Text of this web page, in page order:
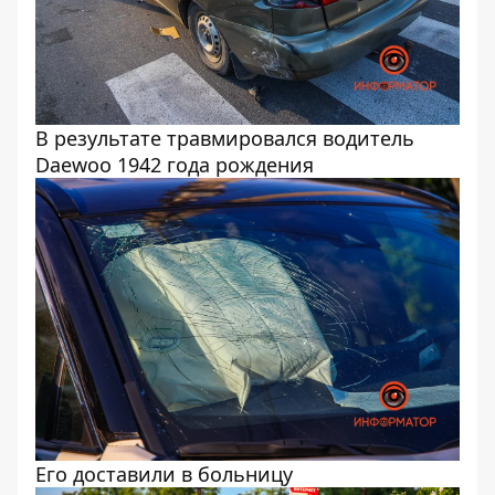
В результате травмировался водитель
Daewoo 1942 года рождения
Его доставили в больницу